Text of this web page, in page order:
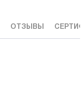
ОТЗЫВЫ